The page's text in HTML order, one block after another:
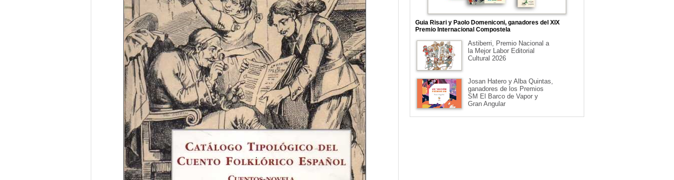
Guia Risari y Paolo Domeniconi, ganadores del XIX
Premio Internacional Compostela
Astiberri, Premio Nacional a
la Mejor Labor Editorial
Cultural 2026
Josan Hatero y Alba Quintas,
ganadores de los Premios
SM El Barco de Vapor y
Gran Angular